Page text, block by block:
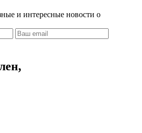
и интересные новости о